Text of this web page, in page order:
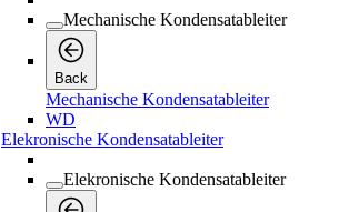
Mechanische Kondensatableiter
Back
Mechanische Kondensatableiter
WD
Elekronische Kondensatableiter
Elekronische Kondensatableiter